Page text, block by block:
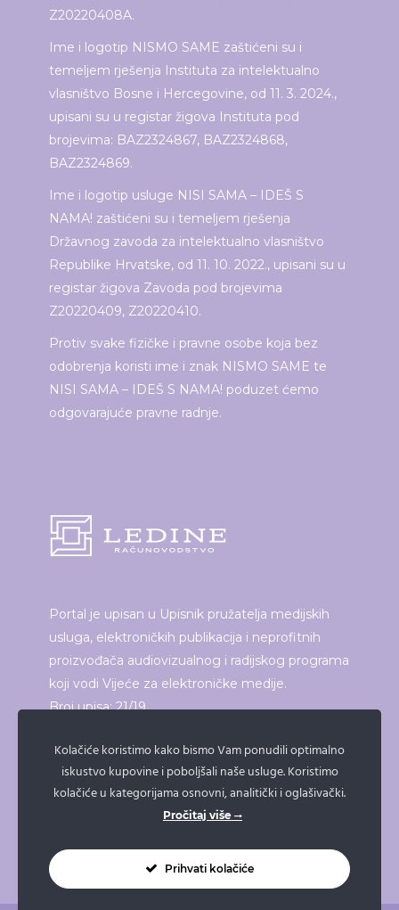
Z20220408A.
Ime i logotip NISMO SAME zaštićeni su i
temeljem rješenja Instituta za intelektualno
vlasništvo Bosne i Hercegovine, od 11. 3. 2024.,
upisani su u registar žigova Instituta pod
brojevima: BAZ2324867, BAZ2324868,
BAZ2324869.
Ime i logotip usluge NISI SAMA – IDEŠ S
NAMA! zaštićeni su i temeljem rješenja
Državnog zavoda za intelektualno vlasništvo
Republike Hrvatske, od 11. 10. 2022., upisani su u
registar žigova Zavoda pod brojevima
Z20220409, Z20220410.
Protiv svake fizičke i pravne osobe koja bez
odobrenja koristi ime i znak NISMO SAME te
NISI SAMA – IDEŠ S NAMA! poduzet ćemo
odgovarajuće pravne radnje.
Portal je upisan u Upisnik pružatelja medijskih
usluga, elektroničkih publikacija i neprofitnih
proizvođača audiovizualnog i radijskog programa
koji vodi Vijeće za elektroničke medije.
Broj upisa: 21/19
ISPRINTAJ ČLANAK
Kolačiće koristimo kako bismo Vam ponudili optimalno
iskustvo kupovine i poboljšali naše usluge. Koristimo
kolačiće u kategorijama osnovni, analitički i oglašivački.
Pročitaj više
Prihvati kolačiće